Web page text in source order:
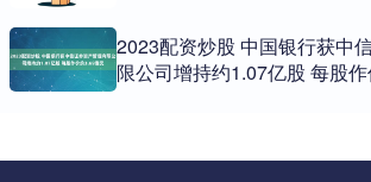
2023配资炒股 中国银行获中
限公司增持约1.07亿股 每股